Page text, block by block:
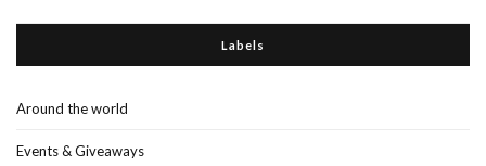
Labels
Around the world
Events & Giveaways